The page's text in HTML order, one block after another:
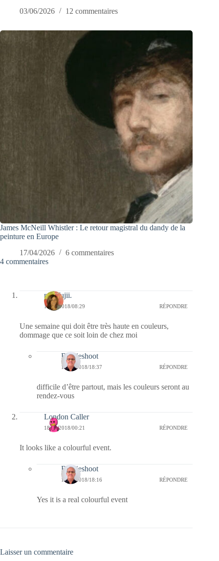
03/06/2026
12 commentaires
James McNeill Whistler : Le retour magistral du dandy de la
peinture en Europe
17/04/2026
6 commentaires
4 commentaires
missfujii.
19/03/2018/08:29 RÉPONDRE
Une semaine qui doit être très haute en couleurs,
dommage que ce soit loin de chez moi
Bernieshoot
19/03/2018/18:37 RÉPONDRE
difficile d’être partout, mais les couleurs seront au
rendez-vous
London Caller
18/03/2018/00:21 RÉPONDRE
It looks like a colourful event.
Bernieshoot
18/03/2018/18:16 RÉPONDRE
Yes it is a real colourful event
Laisser un commentaire